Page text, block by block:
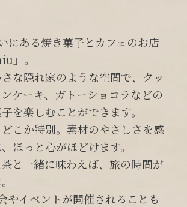
にある焼き菓子とカフェのお店
」。
な隠れ家のような空間で、クッ
ケーキ、ガトーショコラなどの
を楽しむことができます。
こか特別。素材のやさしさを感
ほっと心がほどけます。
と一緒に味わえば、旅の時間が
やイベントが開催されることも